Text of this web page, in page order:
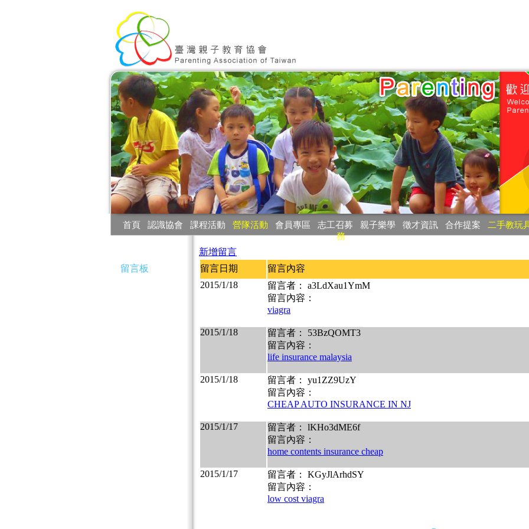
首頁 認識協會 課程活動 營隊活動 會員專區 志工召募 親子樂學 徵才資訊 合作提案
二手教玩
務
留言板
新增留言
留言日期
留言內容
2015/1/18
留言者： a3LdXau1YmM
留言內容：
viagra
2015/1/18
留言者： 53BzQOMT3
留言內容：
life insurance malaysia
2015/1/18
留言者： yu1ZZ9UzY
留言內容：
CHEAP AUTO INSURANCE IN NJ
2015/1/17
留言者： lKHo3dME6f
留言內容：
home contents insurance cheap
2015/1/17
留言者： KGyJlArhdSY
留言內容：
low cost viagra